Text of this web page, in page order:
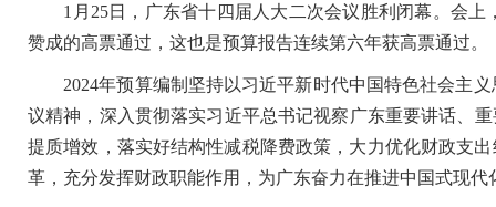
1月25日，广东省十四届人大二次会议胜利闭幕。会上
赞成的高票通过，这也是预算报告连续第六年获高票通过。
2024年预算编制坚持以习近平新时代中国特色社会主义
议精神，深入贯彻落实习近平总书记视察广东重要讲话、
提质增效，落实好结构性减税降费政策，大力优化财政支
革，充分发挥财政职能作用，为广东奋力在推进中国式现